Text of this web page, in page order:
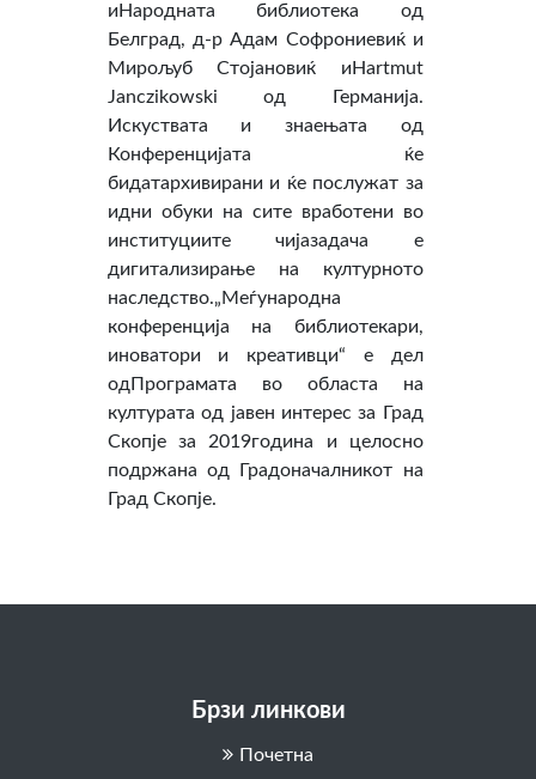
иНародната библиотека од
Белград, д-р Адам Софрониевиќ и
Мирољуб Стојановиќ иHartmut
Janczikowski од Германија.
Искуствата и знаењата од
Конференцијата ќе
бидатархивирани и ќе послужат за
идни обуки на сите вработени во
институциите чијазадача е
дигитализирање на културното
наследство.„Меѓународна
конференција на библиотекари,
иноватори и креативци“ е дел
одПрограмата во областа на
културата од јавен интерес за Град
Скопје за 2019година и целосно
подржана од Градоначалникот на
Град Скопје.
Брзи линкови
Почетна